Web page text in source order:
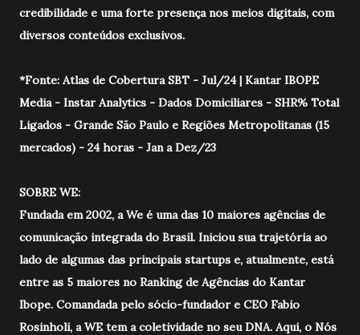
credibilidade e uma forte presença nos meios digitais, com
diversos conteúdos exclusivos.
*Fonte: Atlas de Cobertura SBT - Jul/24 | Kantar IBOPE
Media - Instar Analytics - Dados Domiciliares - SHR% Total
Ligados - Grande São Paulo e Regiões Metropolitanas (15
mercados) - 24 horas - Jan a Dez/23
SOBRE WE:
Fundada em 2002, a We é uma das 10 maiores agências de
comunicação integrada do Brasil. Iniciou sua trajetória ao
lado de algumas das principais startups e, atualmente, está
entre as 5 maiores no Ranking de Agências do Kantar
Ibope. Comandada pelo sócio-fundador e CEO Fabio
Rosinholi, a WE tem a coletividade no seu DNA. Aqui, o Nós